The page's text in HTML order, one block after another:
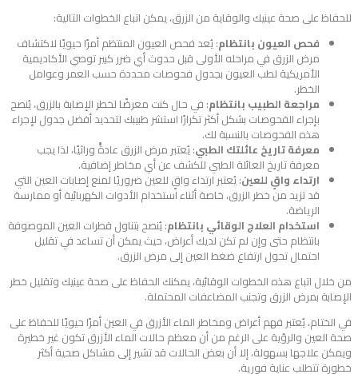
للحفاظ على صحة عينيك والوقاية من الزرق، يمكن اتباع الخطوات التالية:
فحص العيون بانتظام: يُعد فحص العيون المنتظم أمرًا حيويًا لاكتشاف
مرض الزرق في مراحله الأولى قبل حدوث أي ضرر كبير توصي الأكاديمية
الأمريكية لطب العيون بجدول فحوصات محددة حسب العمر وعوامل
الخطر.
مراجعة الطبيب بانتظام: في حال كنت معرضًا لخطر الإصابة بالزرق، يُنصح
بإجراء الفحوصات بشكل أكثر تكرارًا استشر طبيبك لتحديد أفضل جدول لإجراء
هذه الفحوصات بالنسبة لك.
معرفة تاريخ عائلتك الطبي: يُعتبر مرض الزرق عادةًً وراثيًا، لذا يجب
معرفة تاريخ العائلة الطبي للكشف عن أي مخاطر إضافية.
ارتداء واقٍ للعين: يُعتبر ارتداء واقٍ للعين ضروريًا لمنع إصابات العين التي
قد تزيد من خطر الزرق، خاصة أثناء استخدام الأدوات الكهربائية أو ممارسة
الرياضة.
استخدام العلاج الوقائي بانتظام: يُنصح بتناول قطرات العين الموصوفة
بانتظام حتى وإن لم تكن لديك أعراض، حيث يمكن أن تساعد في تقليل
احتمال تحول ارتفاع ضغط العين إلى مرض الزرق.
من خلال اتباع هذه الخطوات الوقائية، يمكنك الحفاظ على صحة عينيك وتقليل خطر
الإصابة بمرض الزرق وتجنب المضاعفات المحتملة.
في الختام، يُعتبر فهم أعراض ومخاطر الماء الأزرق في العين أمرًا حيويًا للحفاظ على
صحة العين والرؤية على الرغم من أن معظم حالات الماء الأزرق تكون غير خطيرة
ويمكن علاجها بسهولة، إلا أن بعض الحالات قد تشير إلى مشاكل صحية أكثر
خطورة تتطلب عناية فورية.